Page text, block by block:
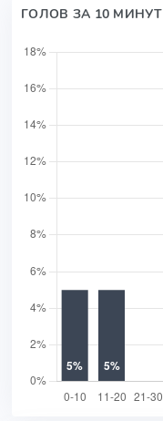
ГОЛОВ ЗА 10 МИНУТ